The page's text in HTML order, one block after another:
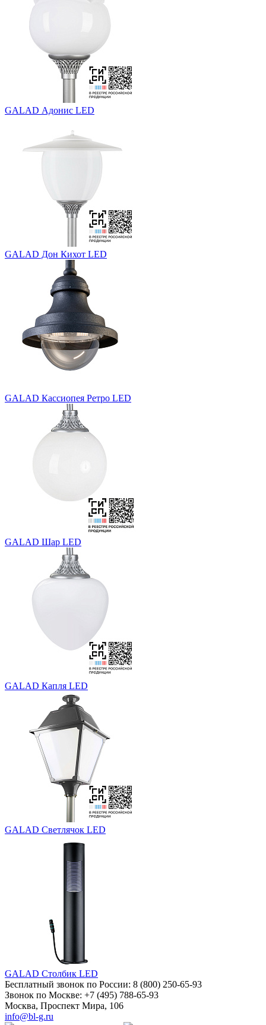
GALAD Адонис LED
GALAD Дон Кихот LED
GALAD Кассиопея Ретро LED
GALAD Шар LED
GALAD Капля LED
GALAD Светлячок LED
GALAD Столбик LED
Бесплатный звонок по России: 8 (800) 250-65-93
Звонок по Москве: +7 (495) 788-65-93
Москва, Проспект Мира, 106
info@bl-g.ru